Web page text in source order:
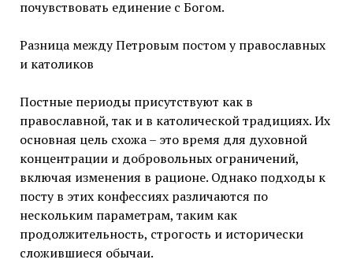
почувствовать единение с Богом.
Разница между Петровым постом у православных
и католиков
Постные периоды присутствуют как в
православной, так и в католической традициях. Их
основная цель схожа – это время для духовной
концентрации и добровольных ограничений,
включая изменения в рационе. Однако подходы к
посту в этих конфессиях различаются по
нескольким параметрам, таким как
продолжительность, строгость и исторически
сложившиеся обычаи.